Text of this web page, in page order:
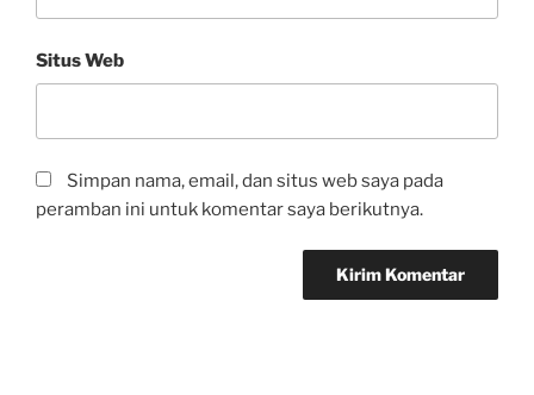
Situs Web
Simpan nama, email, dan situs web saya pada
peramban ini untuk komentar saya berikutnya.